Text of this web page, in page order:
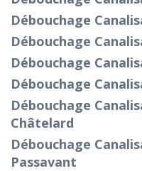
Débouchage
Débouchage
Débouchage
Débouchage
Débouchage
Châtelard
Débouchage
Passavant